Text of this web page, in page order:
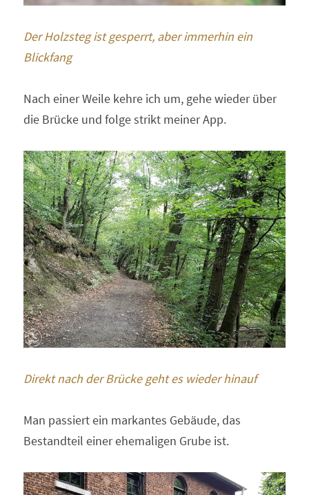
Der Holzsteg ist gesperrt, aber immerhin ein
Blickfang
Nach einer Weile kehre ich um, gehe wieder über
die Brücke und folge strikt meiner App.
Direkt nach der Brücke geht es wieder hinauf
Man passiert ein markantes Gebäude, das
Bestandteil einer ehemaligen Grube ist.